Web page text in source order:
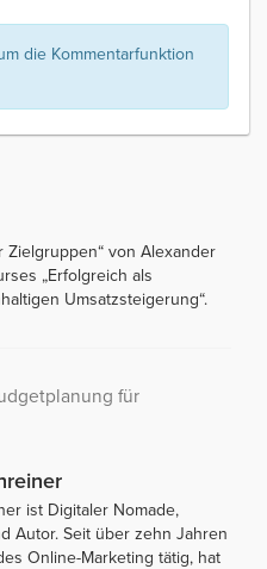
die Kommentarfunktion
Zielgruppen“ von Alexander
„Erfolgreich als
Umsatzsteigerung“.
für
ist Digitaler Nomade,
Autor. Seit über zehn Jahren
Online-Marketing tätig, hat